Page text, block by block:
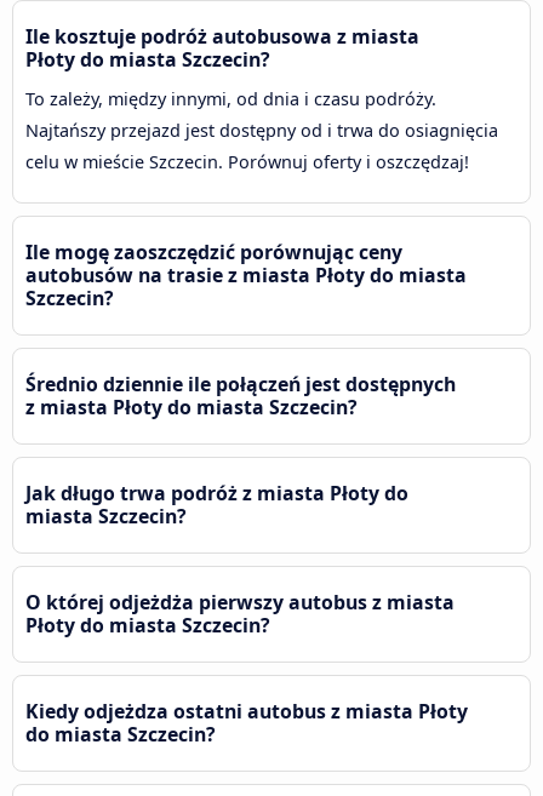
Ile kosztuje podróż autobusowa z miasta
Płoty do miasta Szczecin?
To zależy, między innymi, od dnia i czasu podróży.
Najtańszy przejazd jest dostępny od i trwa do osiagnięcia
celu w mieście Szczecin. Porównuj oferty i oszczędzaj!
Ile mogę zaoszczędzić porównując ceny
autobusów na trasie z miasta Płoty do miasta
Szczecin?
Średnio dziennie ile połączeń jest dostępnych
z miasta Płoty do miasta Szczecin?
Jak długo trwa podróż z miasta Płoty do
miasta Szczecin?
O której odjeżdża pierwszy autobus z miasta
Płoty do miasta Szczecin?
Kiedy odjeżdza ostatni autobus z miasta Płoty
do miasta Szczecin?